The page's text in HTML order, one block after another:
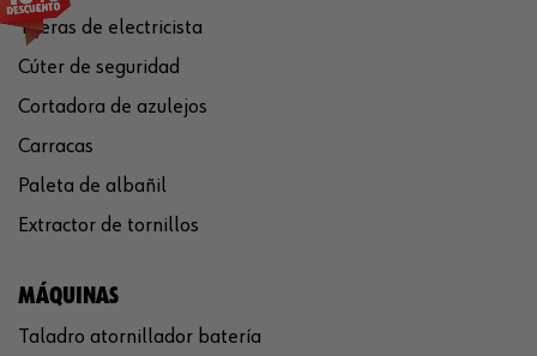
Tijeras de electricista
Cúter de seguridad
Cortadora de azulejos
Carracas
Paleta de albañil
Extractor de tornillos
MÁQUINAS
Taladro atornillador batería